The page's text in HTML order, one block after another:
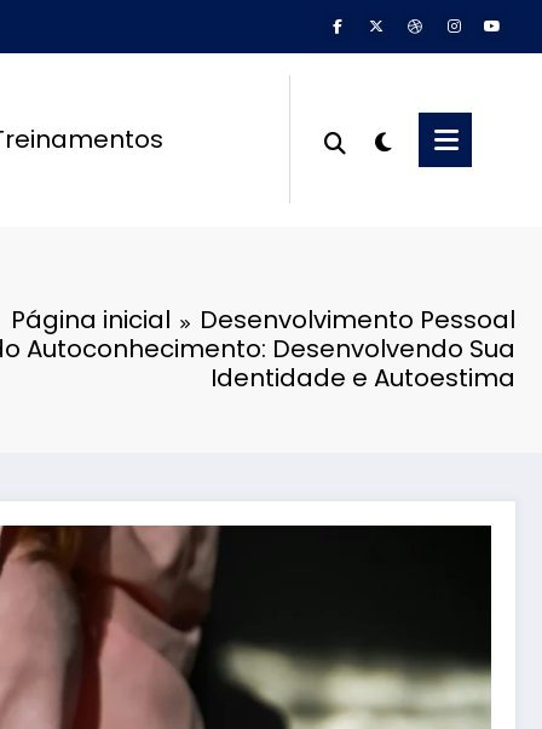
Página inicial
Desenvolvimento Pessoal
Autoconhecimento: Desenvolvendo Sua
Identidade e Autoestima